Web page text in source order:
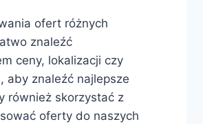
ofert różnych
znaleźć
ceny, lokalizacji czy
aby znaleźć najlepsze
również skorzystać z
oferty do naszych